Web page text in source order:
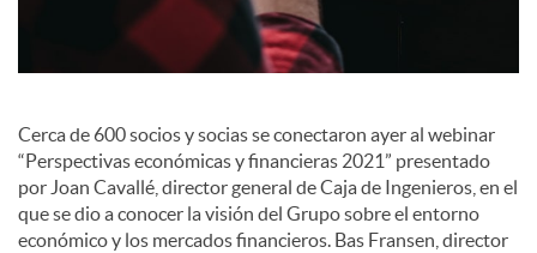
s
Cerca de 600 socios y socias se conectaron ayer al webinar
“Perspectivas económicas y financieras 2021” presentado
por Joan Cavallé, director general de Caja de Ingenieros, en el
que se dio a conocer la visión del Grupo sobre el entorno
económico y los mercados financieros. Bas Fransen, director